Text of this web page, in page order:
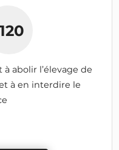
abolir l’élevage de
à en interdire le